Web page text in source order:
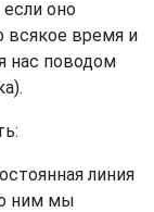
оно
всякое время и
нас поводом
линия
ним мы